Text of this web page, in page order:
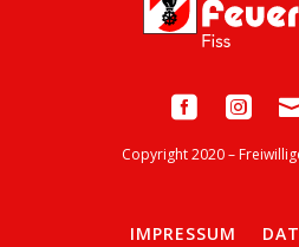
Copyright 2020 –
IMPRESSUM